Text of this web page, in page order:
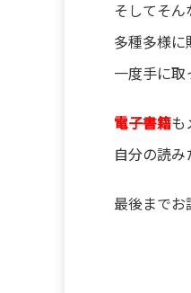
そしてそ
多種多様に
一度手に取
電子書籍も
自分の読み
最後までお